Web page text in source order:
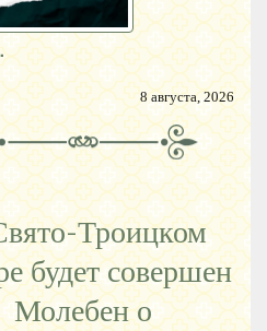
8 августа, 2026
Троицком
будет совершен
Молебен о